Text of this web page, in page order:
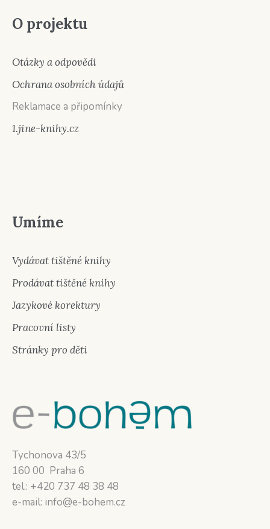
O projektu
Otázky a odpovědi
Ochrana osobních údajů
Reklamace a připomínky
1.jine-knihy.cz
Umíme
Vydávat tištěné knihy
Prodávat tištěné knihy
Jazykové korektury
Pracovní listy
Stránky pro děti
Tychonova 43/5
160 00 Praha 6
tel.: +420 737 48 38 48
e-mail: info@e-bohem.cz